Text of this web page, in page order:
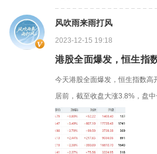
风吹雨来雨打风
2023-12-15 19:18
港股全面爆发，恒生指
今天港股全面爆发，恒生指数
居前，截至收盘大涨3.8%，盘
等均有不错表现。恒生内地房
8%。板块内个股普涨，其中贝